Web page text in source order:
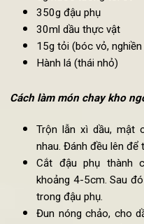
Nguyên liệulàm món
30ml xì dầu
30ml mật ong
5ml dấm
5g nước tương tỏi ớt
350g đậu phụ
30ml dầu thực vật
15g tỏi (bóc vỏ,
Hành lá (thái nhỏ)